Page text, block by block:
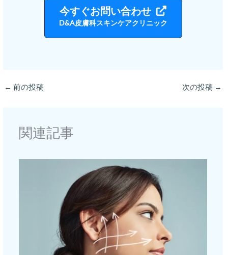
今すぐお問い合わせ
D&A皮膚科スキンケアクリニック
← 前の投稿 次の投稿 →
関連記事